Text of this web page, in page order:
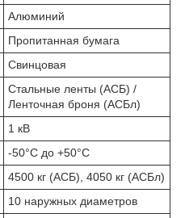
Алюминий
Пропитанная бумага
Свинцовая
Стальные ленты (АСБ) /
Ленточная броня (АСБл)
1 кВ
-50°C до +50°C
4500 кг (АСБ), 4050 кг (АСБл)
10 наружных диаметров